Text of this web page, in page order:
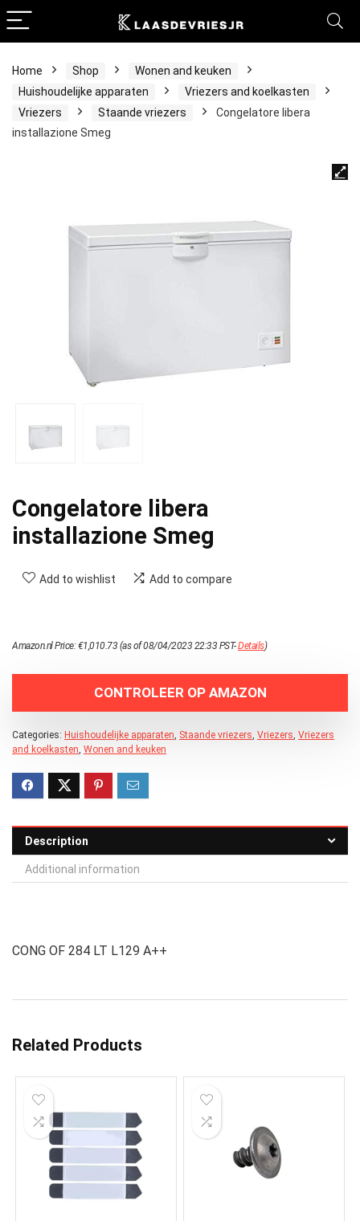
Home Shop
Wonen and keuken
Huishoudelijke apparaten
Vriezers and koelkasten
Vriezers
Staande vriezers
Congelatore libera
installazione Smeg
Congelatore libera
installazione Smeg
Add to wishlist Add to compare
Amazon.nl Price:€1,010.73 (as of 08/04/2023 22:33 PST-Details)
CONTROLEER OP AMAZON
Categories: Huishoudelijke apparaten, Staande vriezers, Vriezers, Vriezers
and koelkasten, Wonen and keuken
Description
Additional information
CONG OF 284 LT L129 A++
Related Products